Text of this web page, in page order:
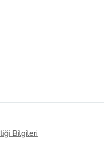
Bilgileri